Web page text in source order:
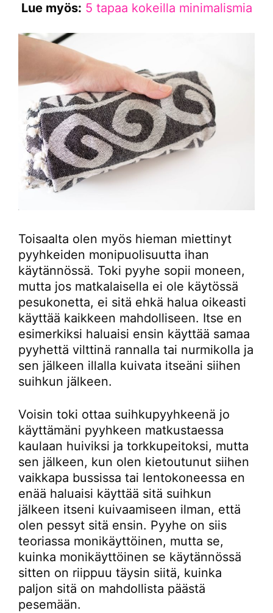
Lue myös: 5 tapaa kokeilla minimalismia
Toisaalta olen myös hieman miettinyt
pyyhkeiden monipuolisuutta ihan
käytännössä. Toki pyyhe sopii moneen,
mutta jos matkalaisella ei ole käytössä
pesukonetta, ei sitä ehkä halua oikeasti
käyttää kaikkeen mahdolliseen. Itse en
esimerkiksi haluaisi ensin käyttää samaa
pyyhettä vilttinä rannalla tai nurmikolla ja
sen jälkeen illalla kuivata itseäni siihen
suihkun jälkeen.
Voisin toki ottaa suihkupyyhkeenä jo
käyttämäni pyyhkeen matkustaessa
kaulaan huiviksi ja torkkupeitoksi, mutta
sen jälkeen, kun olen kietoutunut siihen
vaikkapa bussissa tai lentokoneessa en
enää haluaisi käyttää sitä suihkun
jälkeen itseni kuivaamiseen ilman, että
olen pessyt sitä ensin. Pyyhe on siis
teoriassa monikäyttöinen, mutta se,
kuinka monikäyttöinen se käytännössä
sitten on riippuu täysin siitä, kuinka
paljon sitä on mahdollista päästä
pesemään.